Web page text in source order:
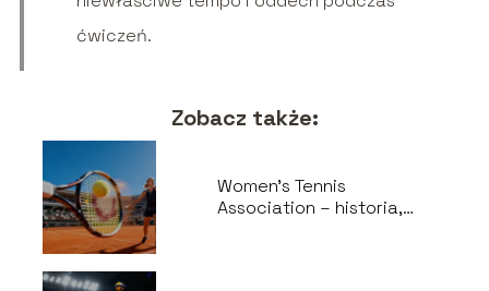
ćwiczeń.
Zobacz także:
Women’s Tennis
Association – historia,